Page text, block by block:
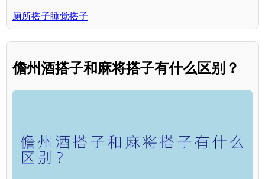
厕所搭子睡觉搭子
儋州酒搭子和麻将搭子有什么区别？